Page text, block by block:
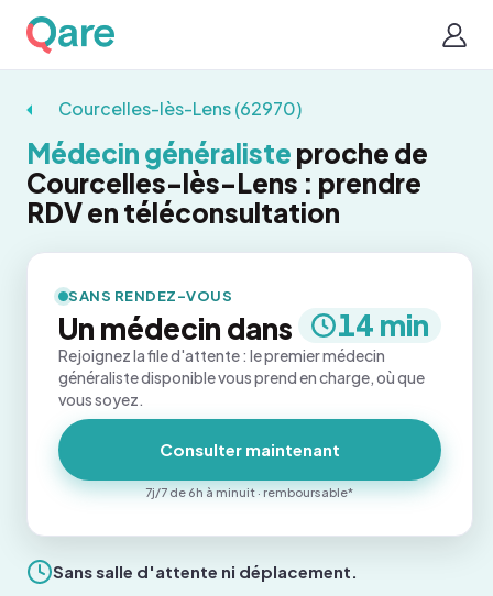
Courcelles-lès-Lens (62970)
Médecin généraliste proche de
Courcelles-lès-Lens : prendre
RDV en téléconsultation
Sans salle d'attente ni déplacement.
SANS RENDEZ-VOUS
Un médecin dans 14 min
Rejoignez la file d'attente : le premier médecin
généraliste disponible vous prend en charge, où que
vous soyez.
Consulter maintenant
7j/7 de 6h à minuit · remboursable*